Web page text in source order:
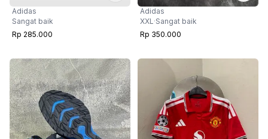
Adidas
Sangat baik
Rp 285.000
Adidas
XXL ·Sangat baik
Rp 350.000